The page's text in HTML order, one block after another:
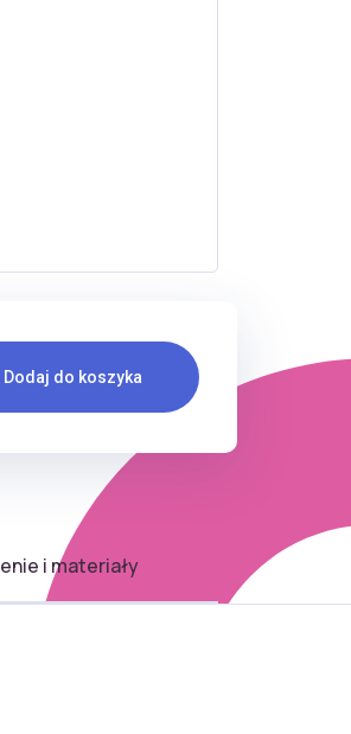
Dodaj do koszyka
i materiały